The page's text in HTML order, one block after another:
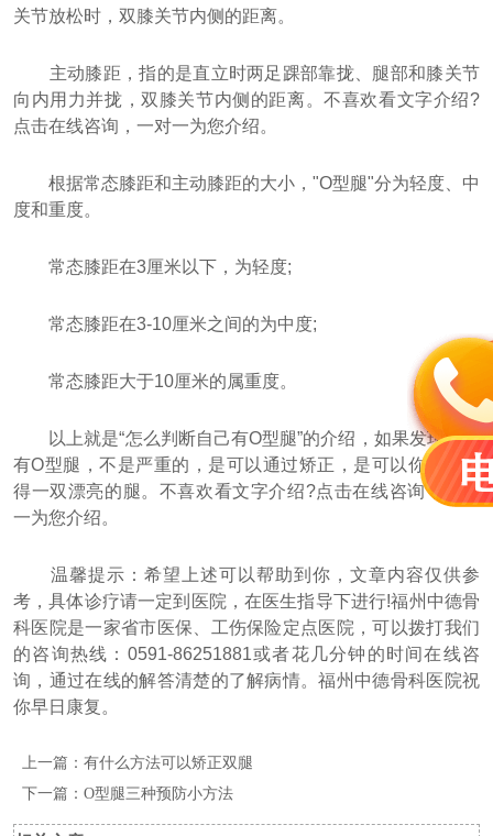
关节放松时，双膝关节内侧的距离。
主动膝距，指的是直立时两足踝部靠拢、腿部和膝关节
向内用力并拢，双膝关节内侧的距离。不喜欢看文字介绍?
点击在线咨询，一对一为您介绍。
根据常态膝距和主动膝距的大小，"O型腿"分为轻度、中
度和重度。
常态膝距在3厘米以下，为轻度;
常态膝距在3-10厘米之间的为中度;
常态膝距大于10厘米的属重度。
以上就是“怎么判断自己有O型腿”的介绍，如果发现专家
有O型腿，不是严重的，是可以通过矫正，是可以你重新获
得一双漂亮的腿。 不喜欢看文字介绍?点击在线咨询，一对
一为您介绍。
温馨提示：希望上述可以帮助到你，文章内容仅供参
考，具体诊疗请一定到医院，在医生指导下进行!福州中德骨
科医院是一家省市医保、工伤保险定点医院，可以拨打我们
的咨询热线： 0591-86251881或者花几分钟的时间在线咨
询，通过在线的解答清楚的了解病情。福州中德骨科医院祝
你早日康复。
上一篇：有什么方法可以矫正双腿
下一篇：O型腿三种预防小方法